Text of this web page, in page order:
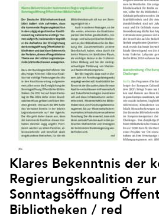
Klares Bekenntnis der
Regierungskoalition zur
Sonntagsöffnung
Bibliotheken / red